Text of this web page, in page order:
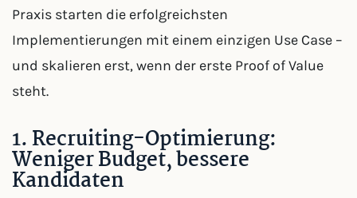
Praxis starten die erfolgreichsten
Implementierungen mit einem einzigen Use Case –
und skalieren erst, wenn der erste Proof of Value
steht.
1. Recruiting-Optimierung:
Weniger Budget, bessere
Kandidaten